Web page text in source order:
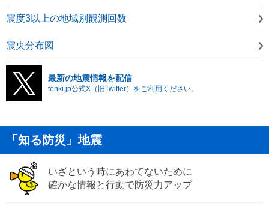
震度3以上の地域別観測回数
震央分布図
最新の地震情報を配信
tenki.jp公式X（旧Twitter）をご利用ください。
「知る防災」地震
いざという時にあわてないために
確かな情報と行動で防災力アップ